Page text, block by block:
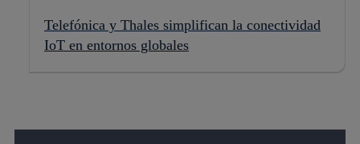
Telefónica y Thales simplifican la conectividad
IoT en entornos globales